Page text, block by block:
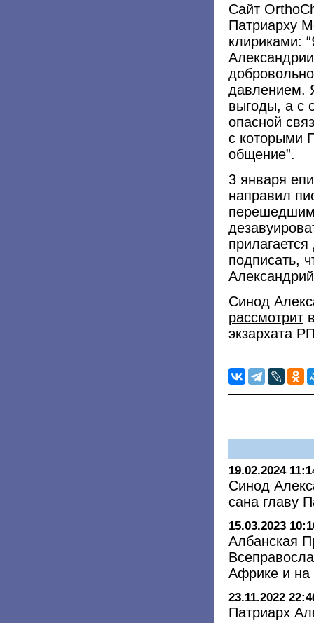
Сайт
Патриарху
клириками:
давлением.
выгоды, а с
опасной
с которыми
общение”.
3 января
направил
подписать,
Синод
рассмотрит
экзархата
19.02.2024
Синод
сана главу
15.03.2023
Албанская
Африке и на
23.11.2022
Патриарх